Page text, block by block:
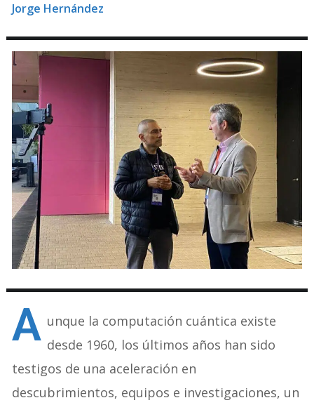
Jorge Hernández
A unque la computación cuántica existe
desde 1960, los últimos años han sido
testigos de una aceleración en
descubrimientos, equipos e investigaciones, un